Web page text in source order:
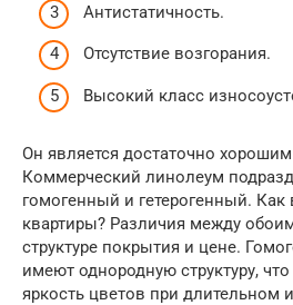
Антистатичность.
Отсутствие возгорания.
Высокий класс
Он является достаточно
Коммерческий линолеум
гомогенный и гетерогенный.
квартиры? Различия между
структуре покрытия и цене.
имеют однородную структуру,
яркость цветов при длительном